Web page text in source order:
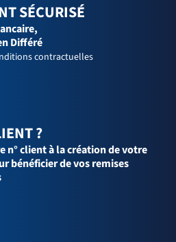
SÉCURISÉ
Différé
contractuelles
?
n° client à la création de votre
bénéficier de vos remises